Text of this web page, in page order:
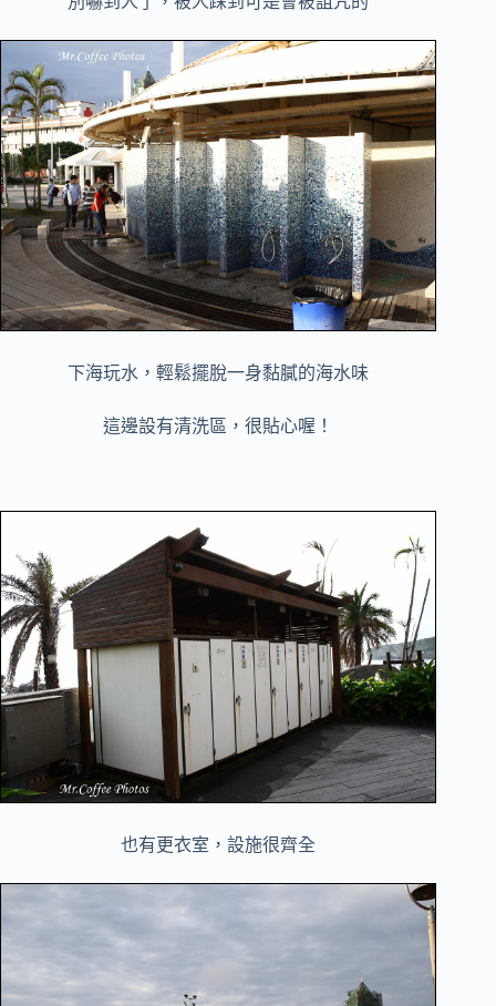
下海玩水，輕鬆擺脫一身黏膩的海水味
這邊設有清洗區，很貼心喔！
也有更衣室，設施很齊全